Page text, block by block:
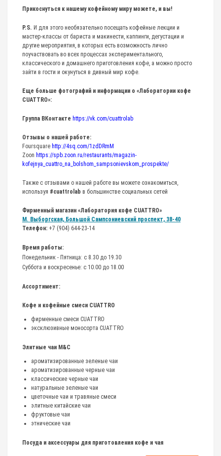
Прикоснуться к нашему кофейному миру можете, и вы!
P.S. И для этого необязательно посещать кофейные лекции и
мастер-классы от бариста и макинести, каппинги, дегустации и
другие мероприятия, в которых есть возможность лично
поучаствовать во всех процессах экспериментального,
классического и домашнего приготовления кофе, а можно просто
зайти в гости и окунуться в дивный мир кофе.
Еще больше фотографий и информации о «Лаборатории кофе
CUATTRO»:
Группа ВКонтакте https://vk.com/cuattrolab
Отзывы о нашей работе:
Foursquare http://4sq.com/1zdDRmM
Zoon https://spb.zoon.ru/restaurants/magazin-
kofejnya_cuattro_na_bolshom_sampsonievskom_prospekte/
Также с отзывами о нашей работе вы можете ознакомиться,
используя #cuattrolab в большинстве социальных сетей
Фирменный магазин «Лаборатория кофе CUATTRO»
М. Выборгская, Большой Сампсониевский проспект, 38-40
Телефон: +7 (904) 644-23-14
Время работы:
Понедельник - Пятница: с 8.30 до 19.30
Суббота и воскресенье: с 10.00 до 18.00
Ассортимент:
Кофе и кофейные смеси CUATTRO
фирменные смеси CUATTRO
эксклюзивные моносорта CUATTRO
Элитные чаи M&C
ароматизированные зеленые чаи
ароматизированные черные чаи
классические черные чаи
натуральные зеленые чаи
цветочные чаи и травяные смеси
элитные китайские чаи
фруктовые чаи
этнические чаи
Посуда и аксессуары для приготовления кофе и чая